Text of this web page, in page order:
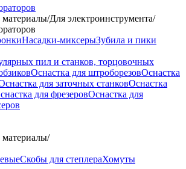
материалы/Для электроинструмента/
Насадки-миксерыЗубила и пики
пил и станков, торцовочных
Оснастка для штроборезовОснастка
для заточных станковОснастка
для фрезеровОснастка для
материалы/
Скобы для степлераХомуты